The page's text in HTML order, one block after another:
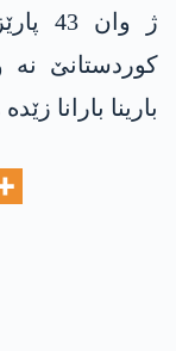
کوردستانێ نە
بارینا بارانا